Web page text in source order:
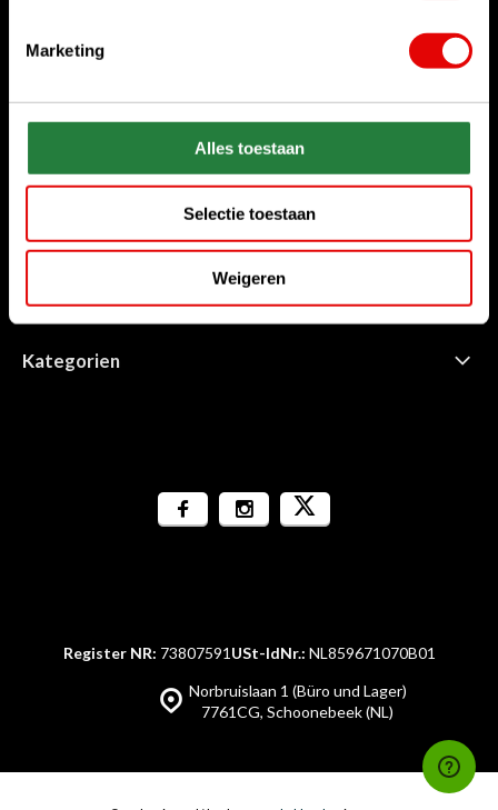
Marketing
Alles toestaan
Selectie toestaan
Weigeren
Chatten Sie mit uns
Senden Sie uns eine E-Mail
sales@golfdriver.nl
Kundenservice
Informationen
Kategorien
Norbruislaan 1 (Büro und Lager)
7761CG, Schoonebeek (NL)
Register NR: 73807591 USt-IdNr.: NL859671070B01